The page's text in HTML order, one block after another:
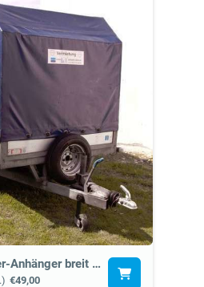
2-Achs Hochlader-Anhänger breit (7c)
€49,00